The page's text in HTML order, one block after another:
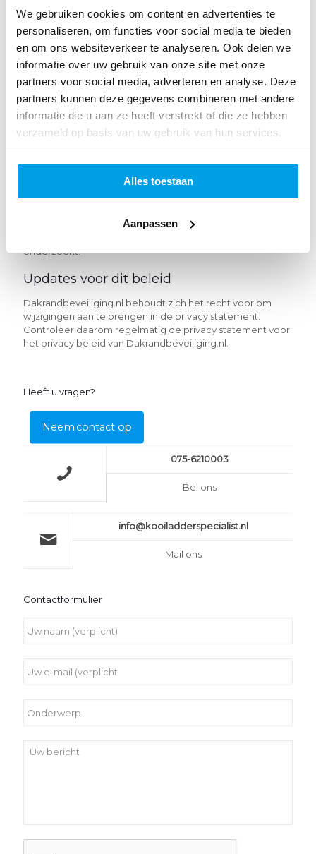
We gebruiken cookies om content en advertenties te
personaliseren, om functies voor social media te bieden
en om ons websiteverkeer te analyseren. Ook delen we
informatie over uw gebruik van onze site met onze
partners voor social media, adverteren en analyse. Deze
partners kunnen deze gegevens combineren met andere
informatie die u aan ze heeft verstrekt of die ze hebben
verzameld op basis van uw gebruik van hun services.
Alles toestaan
Aanpassen
niet delen met andere bedrijven. We volgen de industrie
standaarden om de aan ons verstrekte informatie te
beschermen. We slaan al uw informatie veilig op, zowel
tijdens verzending en nadat we gegevens hebben
ontvangen. Dit beschermt uw gegevens tegen verlies,
misbruik en ongeoorloofde toegang, openbaarmaking,
wijziging of vernietiging. We kunnen echter niet
garanderen dat we elk risico van misbruik van uw
persoonlijke gegevens door anderen met kwade opzet
kunnen uitsluiten. Bewaar uw eigen inloggegevens op een
We kunnen uw persoonlijke informatie en / of
gevraagd door de politie of enige andere regelgevende
onderzoekt.
Updates voor dit beleid
Dakrandbeveiliging.nl behoudt zich het recht voor om
wijzigingen aan te brengen in de privacy statement.
Controleer daarom regelmatig de privacy statement voor
het privacy beleid van Dakrandbeveiliging.nl.
Heeft u vragen?
Neem contact op
075-6210003
Bel ons
info@kooiladderspecialist.nl
Mail ons
Contactformulier
naam
e-
bericht
*